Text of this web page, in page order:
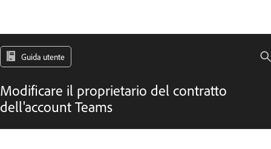
Guida utente
Modificare il proprietario del contratto
dell'account Teams